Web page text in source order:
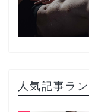
人気記事ラ